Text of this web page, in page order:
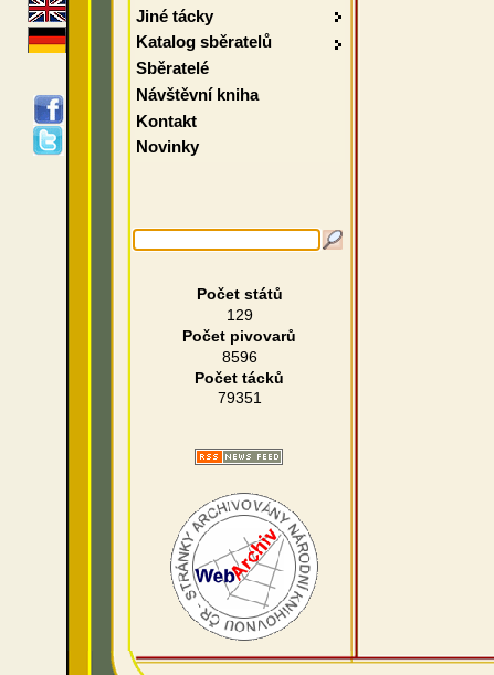
Jiné tácky
Katalog sběratelů
Sběratelé
Návštěvní kniha
Kontakt
Novinky
Počet států
129
Počet pivovarů
8596
Počet tácků
79351